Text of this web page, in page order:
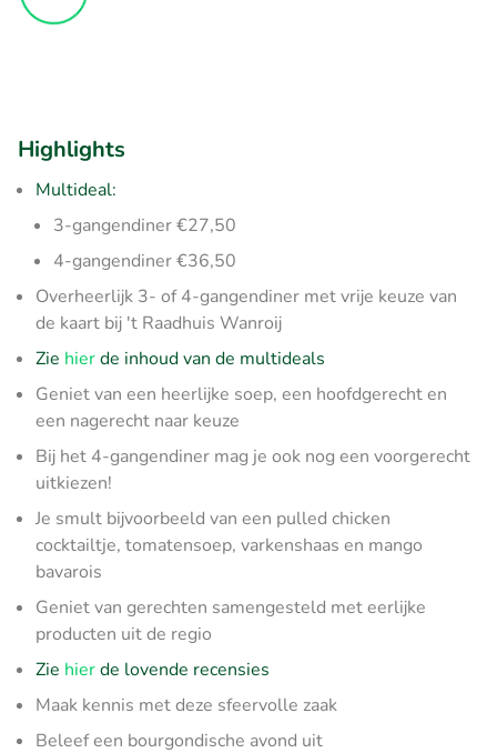
Highlights
Multideal:
3-gangendiner €27,50
4-gangendiner €36,50
Overheerlijk 3- of 4-gangendiner met vrije keuze van
de kaart bij 't Raadhuis Wanroij
Zie hierde inhoud van de multideals
Geniet van een heerlijke soep, een hoofdgerecht en
een nagerecht naar keuze
Bij het 4-gangendiner mag je ook nog een voorgerecht
uitkiezen!
Je smult bijvoorbeeld van een pulled chicken
cocktailtje, tomatensoep, varkenshaas en mango
bavarois
Geniet van gerechten samengesteld met eerlijke
producten uit de regio
Zie hierde lovende recensies
Maak kennis met deze sfeervolle zaak
Beleef een bourgondische avond uit